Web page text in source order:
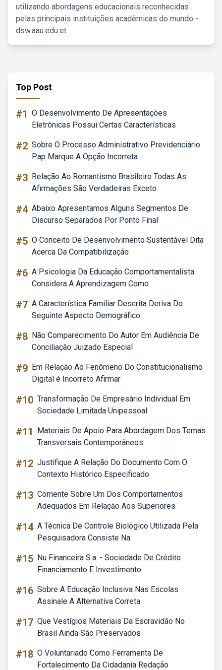
utilizando abordagens educacionais reconhecidas
pelas principais instituições acadêmicas do mundo -
dsw.aau.edu.et.
Top Post
#1 O Desenvolvimento De Apresentações
Eletrônicas Possui Certas Características
#2 Sobre O Processo Administrativo Previdenciário
Pap Marque A Opção Incorreta
#3 Relação Ao Romantismo Brasileiro Todas As
Afirmações São Verdadeiras Exceto
#4 Abaixo Apresentamos Alguns Segmentos De
Discurso Separados Por Ponto Final
#5 O Conceito De Desenvolvimento Sustentável Dita
Acerca Da Compatibilização
#6 A Psicologia Da Educação Comportamentalista
Considera A Aprendizagem Como
#7 A Característica Familiar Descrita Deriva Do
Seguinte Aspecto Demográfico:
#8 Não Comparecimento Do Autor Em Audiência De
Conciliação Juizado Especial
#9 Em Relação Ao Fenômeno Do Constitucionalismo
Digital é Incorreto Afirmar
#10 Transformação De Empresário Individual Em
Sociedade Limitada Unipessoal
#11
Materiais De Apoio Para Abordagem Dos Temas
Transversais Contemporâneos
#12 Justifique A Relação Do Documento Com O
Contexto Histórico Especificado
#13 Comente Sobre Um Dos Comportamentos
Adequados Em Relação Aos Superiores
#14 A Técnica De Controle Biológico Utilizada Pela
Pesquisadora Consiste Na
#15 Nu Financeira S.a. - Sociedade De Crédito
Financiamento E Investimento
#16 Sobre A Educação Inclusiva Nas Escolas
Assinale A Alternativa Correta
#17 Que Vestígios Materiais Da Escravidão No
Brasil Ainda São Preservados
#18 O Voluntariado Como Ferramenta De
Fortalecimento Da Cidadania Redação